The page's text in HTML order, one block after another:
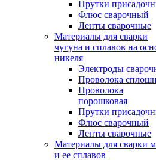
Прутки
Флюс сварочный
Ленты сварочные
Материалы для сварки
чугуна и сплавов на
никеля
Электроды
Проволока
Проволока
порошковая
Прутки
Флюс сварочный
Ленты сварочные
Материалы для сварки
и ее сплавов